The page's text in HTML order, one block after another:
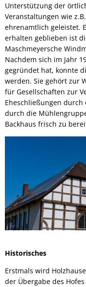
Unterstützung der
Veranstaltungen wie
ehrenamtlich geleistet.
erhalten geblieben ist
Maschmeyersche
Nachdem sich im Jahr
gegründet hat, konnte
werden. Sie gehört zur
für Gesellschaften zur
Eheschließungen
durch die
Backhaus frisch zu
Historisches
Erstmals wird
der Übergabe des